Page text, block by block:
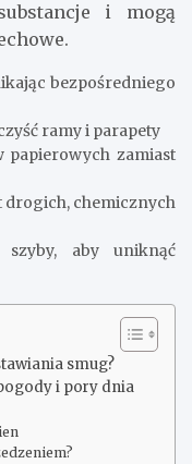
i mogą
bezpośredniego
ramy i parapety
zamiast
drogich, chemicznych
szyby, aby uniknąć
smug?
i pory dnia